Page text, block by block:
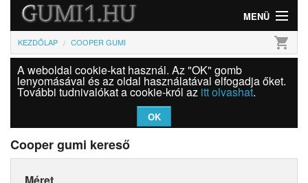
MENÜ
Gumi
Felni
Szolgáltatások
Bejelentkezés
KEZDŐLAP COOPER GUMI shopping_cart
A weboldal cookie-kat használ. Az "OK" gomb
lenyomásával és az oldal használatával elfogadja őket.
További tudnivalókat a cookie-król az itt olvashat.
OK
Cooper gumi kereső